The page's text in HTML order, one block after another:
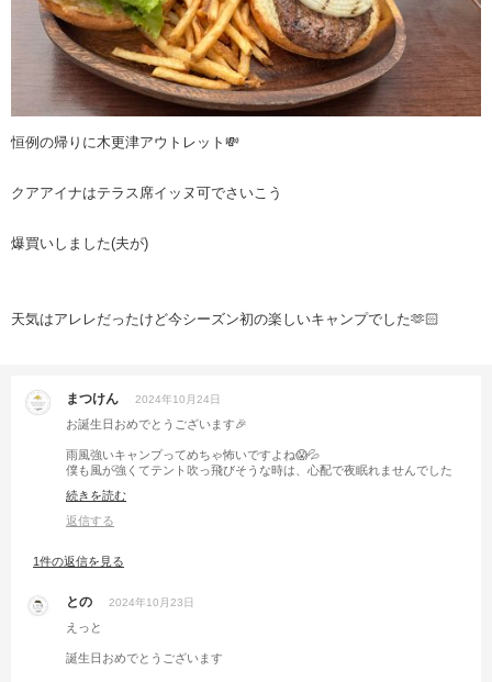
恒例の帰りに木更津アウトレット💸
クアアイナはテラス席イッヌ可でさいこう
爆買いしました(夫が)
天気はアレレだったけど今シーズン初の楽しいキャンプでした🫶🏻
まつけん 2024年10月24日
お誕生日おめでとうございます🎉
雨風強いキャンプってめちゃ怖いですよね😱💦
僕も風が強くてテント吹っ飛びそうな時は、心配で夜眠れませんでした
子供たちは気にせず爆睡してました🤣💦笑笑
あやぴさんちのワンちゃんと同じで助かった記憶です🤭
続きを読む
返信する
1件の返信を見る
との 2024年10月23日
えっと
誕生日おめでとうございます